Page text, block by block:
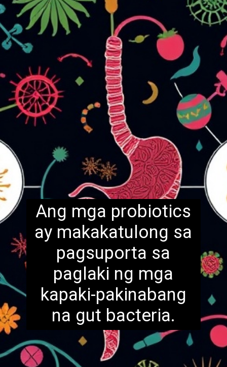
Ang mga probiotics
ay makakatulong sa
pagsuporta sa
paglaki ng mga
kapaki-pakinabang
na gut bacteria.